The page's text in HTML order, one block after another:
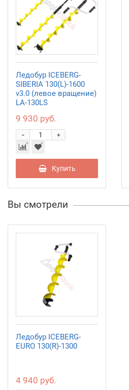
Ледобур ICEBERG-
SIBERIA 130(L)-1600
v3.0 (левое вращение)
LA-130LS
9 930 руб.
+
-
Купить
Вы смотрели
Ледобур ICEBERG-
EURO 130(R)-1300
4 940 руб.